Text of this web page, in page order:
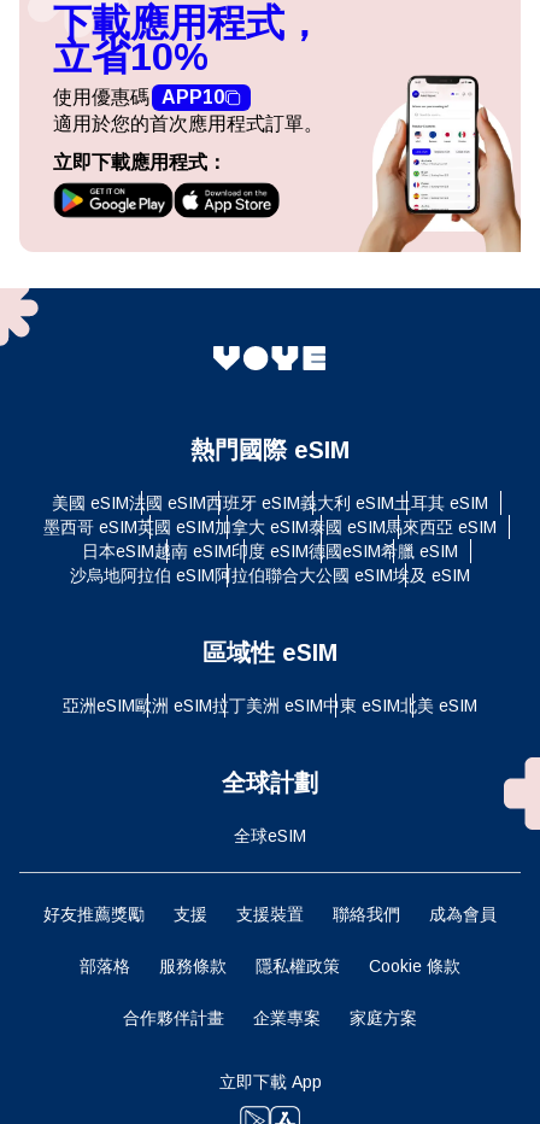
下載應用程式，
立省10%
使用優惠碼 APP10
適用於您的首次應用程式訂單。
立即下載應用程式：
熱門國際 eSIM
美國 eSIM法國 eSIM西班牙 eSIM義大利 eSIM土耳其 eSIM
墨西哥 eSIM英國 eSIM加拿大 eSIM泰國 eSIM馬來西亞 eSIM
日本eSIM越南 eSIM印度 eSIM德國eSIM希臘 eSIM
沙烏地阿拉伯 eSIM阿拉伯聯合大公國 eSIM埃及 eSIM
區域性 eSIM
亞洲eSIM歐洲 eSIM拉丁美洲 eSIM中東 eSIM北美 eSIM
全球計劃
全球eSIM
好友推薦獎勵 支援 支援裝置 聯絡我們 成為會員
部落格 服務條款 隱私權政策 Cookie 條款
合作夥伴計畫 企業專案 家庭方案
立即下載 App